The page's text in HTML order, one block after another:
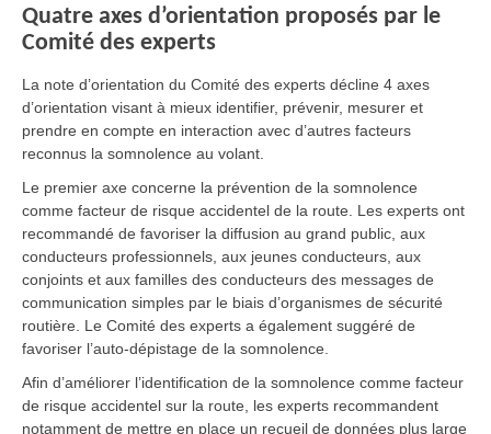
Quatre axes d’orientation proposés par le
Comité des experts
La note d’orientation du Comité des experts décline 4 axes
d’orientation visant à mieux identifier, prévenir, mesurer et
prendre en compte en interaction avec d’autres facteurs
reconnus la somnolence au volant.
Le premier axe concerne la prévention de la somnolence
comme facteur de risque accidentel de la route. Les experts ont
recommandé de favoriser la diffusion au grand public, aux
conducteurs professionnels, aux jeunes conducteurs, aux
conjoints et aux familles des conducteurs des messages de
communication simples par le biais d’organismes de sécurité
routière. Le Comité des experts a également suggéré de
favoriser l’auto-dépistage de la somnolence.
Afin d’améliorer l’identification de la somnolence comme facteur
de risque accidentel sur la route, les experts recommandent
notamment de mettre en place un recueil de données plus large